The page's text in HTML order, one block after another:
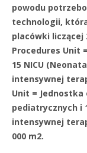
powodu
technologii,
placówki liczącej
Procedures Unit
15 NICU
intensywnej
Unit = Jednostka
pediatrycznych i
intensywnej
000 m2.